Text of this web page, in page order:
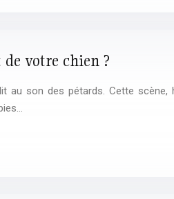
votre chien ?
au son des pétards. Cette